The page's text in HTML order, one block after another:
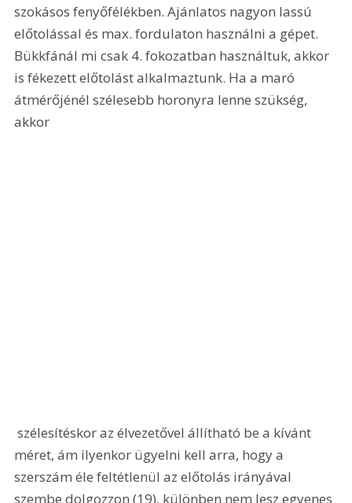
szokásos fenyőfélékben. Ajánlatos nagyon lassú
előtolással és max. fordulaton használni a gépet.
Bükkfánál mi csak 4. fokozatban használtuk, akkor
is fékezett előtolást alkalmaztunk. Ha a maró
átmérőjénél szélesebb horonyra lenne szükség,
akkor
szélesítéskor az élvezetővel állítható be a kívánt
méret, ám ilyenkor ügyelni kell arra, hogy a
szerszám éle feltétlenül az előtolás irányával
szembe dolgozzon (19), különben nem lesz egyenes